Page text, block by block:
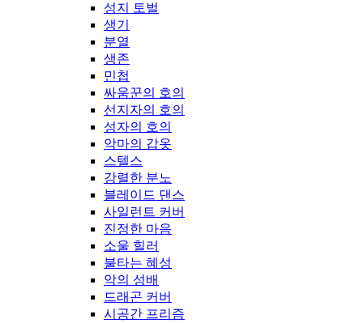
성지 토벌
생기
분열
생존
민첩
싸움꾼의 호의
선지자의 호의
성자의 호의
악마의 갑옷
스텔스
강렬한 분노
블레이드 댄스
사일런트 커버
진정한 마음
소울 힐러
불타는 혜성
악의 성배
드래곤 커버
시공간 프리즘